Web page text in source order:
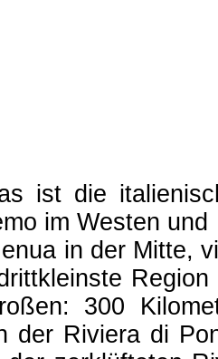
ist die
im Westen
in der Mitte,
300
der Ri­vie­ra di